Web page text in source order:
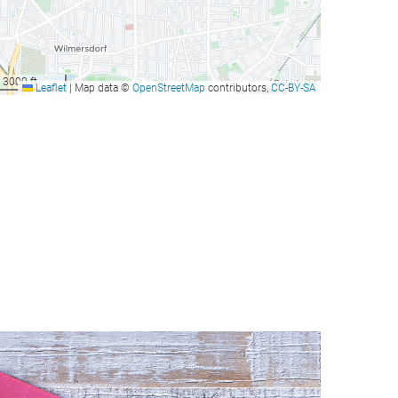
3000 ftLeaflet Map data © OpenStreetMap contributors,CC-BY-SA